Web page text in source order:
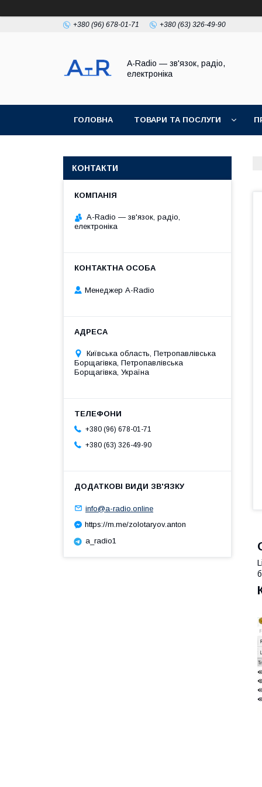
+380 (96) 678-01-71 +380 (63) 326-49-90
A-Radio — зв'язок, радіо,
електроніка
ГОЛОВНА ТОВАРИ ТА ПОСЛУГИ
КОНТАКТИ
A-Radio — зв'язок, радіо,
електроніка
Менеджер A-Radio
Київська область, Петропавлівська
Борщагівка, Петропавлівська
Борщагівка, Україна
+380 (96) 678-01-71
+380 (63) 326-49-90
info@a-radio.online
https://m.me/zolotaryov.anton
a_radio1